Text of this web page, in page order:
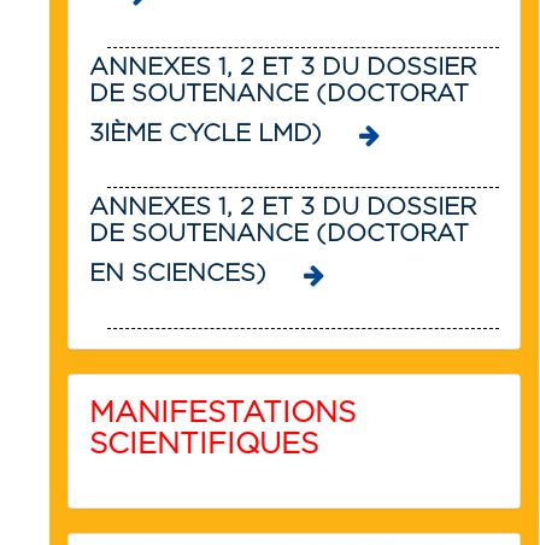
ANNEXES 1, 2 ET 3 DU DOSSIER
DE SOUTENANCE (DOCTORAT
3IÈME CYCLE LMD)
ANNEXES 1, 2 ET 3 DU DOSSIER
DE SOUTENANCE (DOCTORAT
EN SCIENCES)
MANIFESTATIONS
SCIENTIFIQUES